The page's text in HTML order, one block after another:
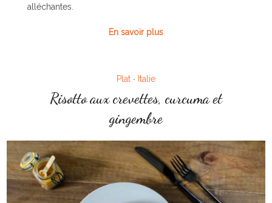
alléchantes.
En savoir plus
Plat • Italie
Risotto aux crevettes, curcuma et
gingembre